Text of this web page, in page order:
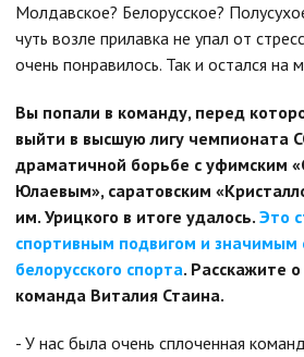
Молдавское? Белорусское?
чуть возле прилавка не упал от
очень понравилось. Так и остался на
Вы попали в команду, перед
выйти в высшую лигу чемпионата
драматичной борьбе с уфимским
Юлаевым», саратовским
им. Урицкого в итоге удалось. Это
спортивным подвигом и значимым
белорусского спорта. Расскажите
команда Виталия Стаина.
- У нас была очень сплоченная